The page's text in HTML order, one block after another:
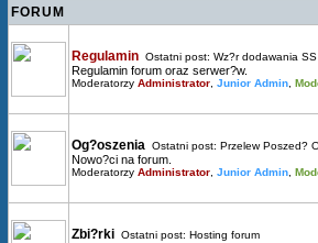
FORUM
Regulamin Ostatni post: Wz?r dodawania SS
Regulamin forum oraz serwer?w.
Moderatorzy Administrator Junior Admin
Og?oszenia Ostatni post: Przelew Poszed?
Nowo?ci na forum.
Moderatorzy Administrator Junior Admin
Zbi?rki Ostatni post: Hosting forum